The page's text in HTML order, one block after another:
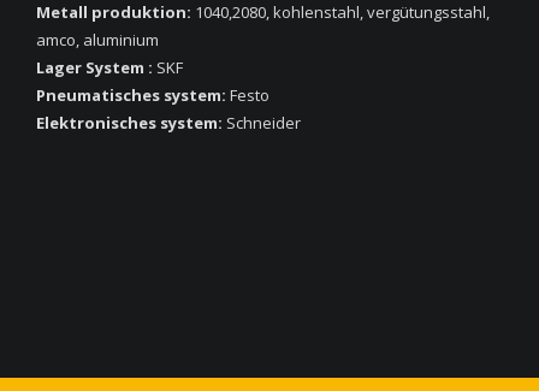
Metall produktion: 1040,2080, kohlenstahl, vergütungsstahl,
amco, aluminium
Lager System : SKF
Pneumatisches system: Festo
Elektronisches system: Schneider